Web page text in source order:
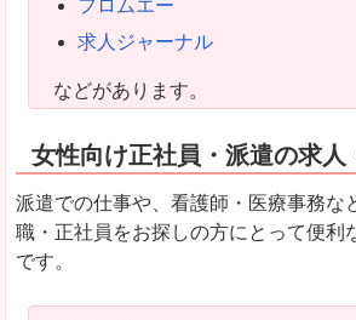
フロムエー
求人ジャーナル
などがあります。
女性向け正社員・派遣の求人
派遣での仕事や、看護師・医療事務な
職・正社員をお探しの方にとって便利
です。